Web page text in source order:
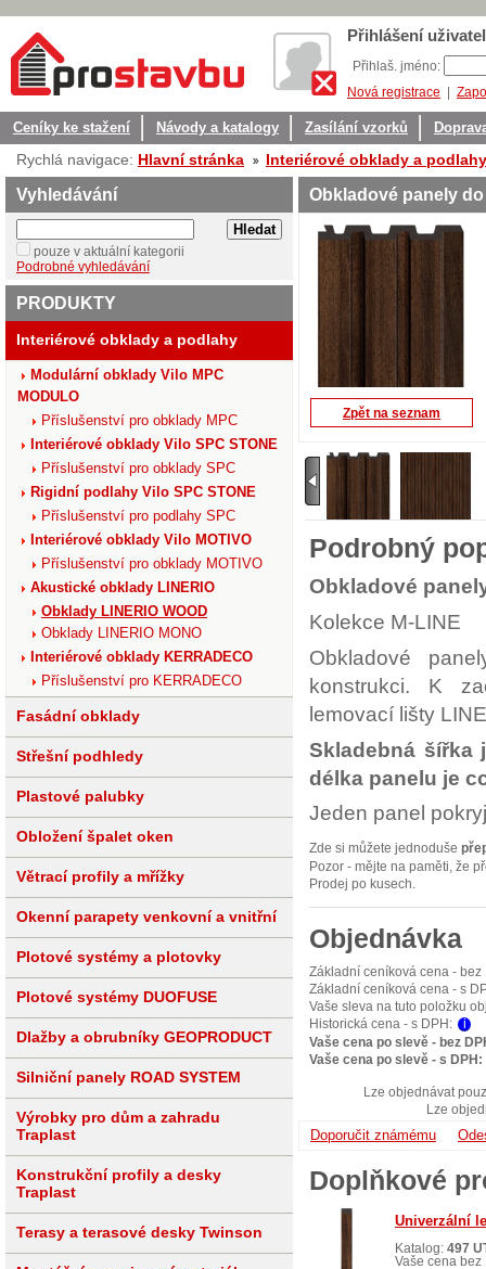
Obkladové panely do
Zpět na seznam
Podrobný
Obkladové
Kolekce M-LINE
Obkladové
konstrukci. K
lemovací lišty
Skladebná šířka
délka panelu je
Jeden panel
Zde si můžete jednoduše
Pozor - mějte na paměti, že
Prodej po kusech.
Objednávka
Základní ceníková cena - bez
Základní ceníková cena - s
Vaše sleva na tuto položku
Historická cena - s DPH:
i
Vaše cena po slevě - bez
Vaše cena po slevě - s DPH:
Lze objednávat
Lze
Doporučit známému
Doplňkové
Univerzální
Katalog: 497
Vaše cena bez
Vyhledávání
pouze v aktuální kategorii
Podrobné vyhledávání
PRODUKTY
Interiérové obklady a podlahy
Modulární obklady Vilo MPC
MODULO
Příslušenství pro obklady MPC
Interiérové obklady Vilo SPC STONE
Příslušenství pro obklady SPC
Rigidní podlahy Vilo SPC STONE
Příslušenství pro podlahy SPC
Interiérové obklady Vilo MOTIVO
Příslušenství pro obklady MOTIVO
Akustické obklady LINERIO
Obklady LINERIO WOOD
Obklady LINERIO MONO
Interiérové obklady KERRADECO
Příslušenství pro KERRADECO
Fasádní obklady
Střešní podhledy
Plastové palubky
Obložení špalet oken
Větrací profily a mřížky
Okenní parapety venkovní a vnitřní
Plotové systémy a plotovky
Plotové systémy DUOFUSE
Dlažby a obrubníky GEOPRODUCT
Silniční panely ROAD SYSTEM
Výrobky pro dům a zahradu
Traplast
Konstrukční profily a desky
Traplast
Terasy a terasové desky Twinson
Rychlá navigace: Hlavní stránka Interiérové obklady a podlahy
Ceníky ke stažení Návody a katalogy Zasílání vzorků
Přihlášení
Přihlaš. jméno:
Nová registrace